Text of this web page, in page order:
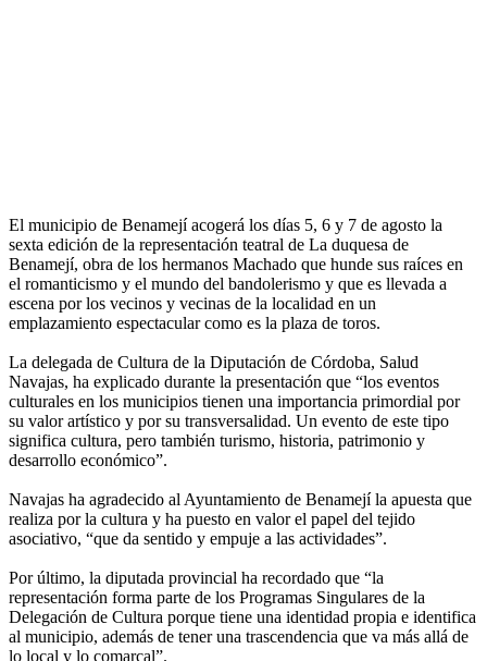
El municipio de Benamejí acogerá los días 5, 6 y 7 de agosto la
sexta edición de la representación teatral de La duquesa de
Benamejí, obra de los hermanos Machado que hunde sus raíces en
el romanticismo y el mundo del bandolerismo y que es llevada a
escena por los vecinos y vecinas de la localidad en un
emplazamiento espectacular como es la plaza de toros.
La delegada de Cultura de la Diputación de Córdoba, Salud
Navajas, ha explicado durante la presentación que “los eventos
culturales en los municipios tienen una importancia primordial por
su valor artístico y por su transversalidad. Un evento de este tipo
significa cultura, pero también turismo, historia, patrimonio y
desarrollo económico”.
Navajas ha agradecido al Ayuntamiento de Benamejí la apuesta que
realiza por la cultura y ha puesto en valor el papel del tejido
asociativo, “que da sentido y empuje a las actividades”.
Por último, la diputada provincial ha recordado que “la
representación forma parte de los Programas Singulares de la
Delegación de Cultura porque tiene una identidad propia e identifica
al municipio, además de tener una trascendencia que va más allá de
lo local y lo comarcal”.